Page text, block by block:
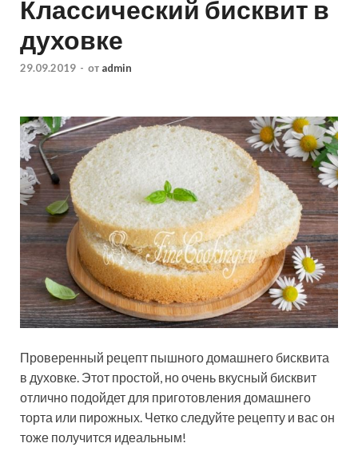
Классический бисквит в
духовке
29.09.2019 - от admin
Проверенный рецепт пышного домашнего бисквита
в духовке. Этот простой, но очень вкусный бисквит
отлично подойдет для приготовления домашнего
торта или пирожных. Четко следуйте рецепту и вас он
тоже получится идеальным!